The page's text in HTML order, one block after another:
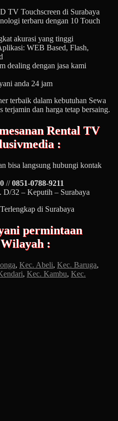
TV Touchscreen di Surabaya
terbaru dengan 10 Touch
akurasi yang tinggi
WEB Based, Flash,
dealing dengan jasa kami
anda 24 jam
terbaik dalam kebutuhan Sewa
dan harga tetap bersaing.
Rental TV
:
bisa langsung hubungi kontak
//0851-0788-9211
32 – Keputih – Surabaya
di Surabaya
permintaan
:
, Kec. Abeli, Kec. Baruga,
, Kec. Kambu, Kec.